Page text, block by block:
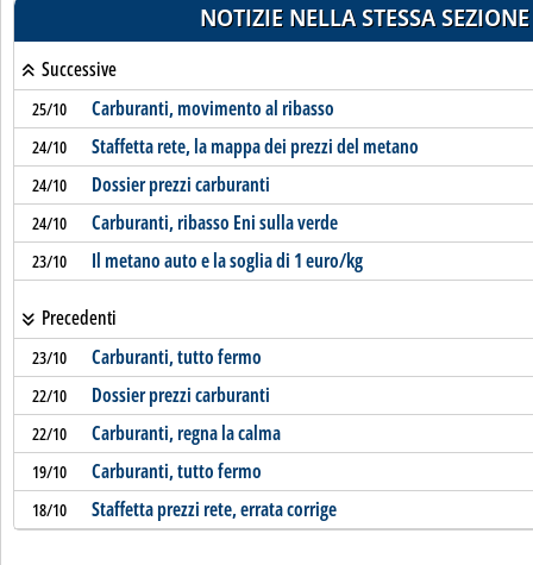
NOTIZIE NELLA STESSA SEZIONE
Successive
25/10 Carburanti, movimento al ribasso
24/10 Staffetta rete, la mappa dei prezzi del metano
24/10 Dossier prezzi carburanti
24/10 Carburanti, ribasso Eni sulla verde
23/10 Il metano auto e la soglia di 1 euro/kg
Precedenti
23/10 Carburanti, tutto fermo
22/10 Dossier prezzi carburanti
22/10 Carburanti, regna la calma
19/10 Carburanti, tutto fermo
18/10 Staffetta prezzi rete, errata corrige